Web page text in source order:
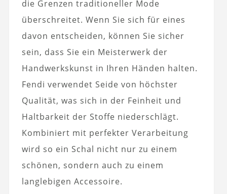
die Grenzen traditioneller Mode
überschreitet. Wenn Sie sich für eines
davon entscheiden, können Sie sicher
sein, dass Sie ein Meisterwerk der
Handwerkskunst in Ihren Händen halten.
Fendi verwendet Seide von höchster
Qualität, was sich in der Feinheit und
Haltbarkeit der Stoffe niederschlägt.
Kombiniert mit perfekter Verarbeitung
wird so ein Schal nicht nur zu einem
schönen, sondern auch zu einem
langlebigen Accessoire.